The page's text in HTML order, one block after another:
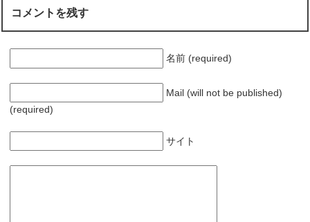
コメントを残す
名前 (required)
Mail (will not be published)
(required)
サイト